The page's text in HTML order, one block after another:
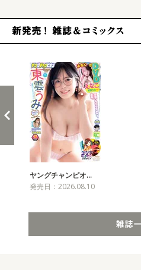
ヤングチャンピオ…
発売日：2026.08.10